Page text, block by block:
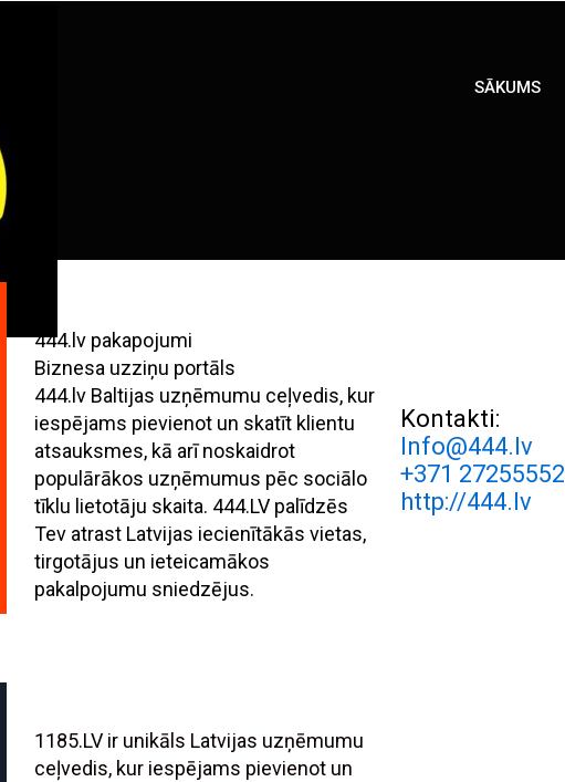
SĀKUMS
444.lv pakapojumi
Biznesa uzziņu portāls
444.lv Baltijas uzņēmumu ceļvedis, kur
iespējams pievienot un skatīt klientu
atsauksmes, kā arī noskaidrot
populārākos uzņēmumus pēc sociālo
tīklu lietotāju skaita. 444.LV palīdzēs
Tev atrast Latvijas iecienītākās vietas,
tirgotājus un ieteicamākos
pakalpojumu sniedzējus.
Kontakti:
Info@444.lv
+371 27255552
http://444.lv
1185.LV ir unikāls Latvijas uzņēmumu
ceļvedis, kur iespējams pievienot un